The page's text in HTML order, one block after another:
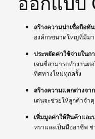
สร้างความน่าเชื่อถือทั
องค์กรขนาดใหญ่ที่มีมา
ประหยัดค่าใช้จ่ายในก
เจนซี่สามารถทำงานต่
ทิศทางใหม่ทุกครั้ง
สร้างความแตกต่างจา
เด่นจะช่วยให้ลูกค้าจำ
เพิ่มมูลค่าให้สินค้าและ
หราและเป็นมืออาชีพ